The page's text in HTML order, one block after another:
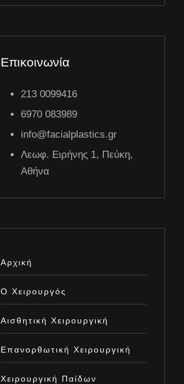
Επικοινωνία
213 0099416
6970 083989
info@facialplastics.gr
Λεωφ. Ειρήνης 1, Πεύκη,
Αθήνα
Αρχική
Ο Χειρουργός
Αισθητική Χειρουργική
Επανορθωτική Χειρουργική
Χειρουργική Παίδων